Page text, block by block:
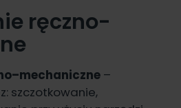
ręczno-
–
szczotkowanie,